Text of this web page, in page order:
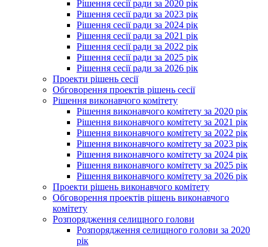
Рішення сесії ради за 2020 рік
Рішення сесії ради за 2023 рік
Рішення сесії ради за 2024 рік
Рішення сесії ради за 2021 рік
Рішення сесії ради за 2022 рік
Рішення сесії ради за 2025 рік
Рішення сесії ради за 2026 рік
Проекти рішень сесії
Обговорення проектів рішень сесії
Рішення виконавчого комітету
Рішення виконавчого комітету за 2020 рік
Рішення виконавчого комітету за 2021 рік
Рішення виконавчого комітету за 2022 рік
Рішення виконавчого комітету за 2023 рік
Рішення виконавчого комітету за 2024 рік
Рішення виконавчого комітету за 2025 рік
Рішення виконавчого комітету за 2026 рік
Проекти рішень виконавчого комітету
Обговорення проектів рішень виконавчого
комітету
Розпорядження селищного голови
Розпорядження селищного голови за 2020
рік